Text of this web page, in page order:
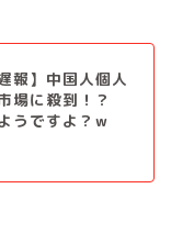
報】中国人個人
場に殺到！？
うですよ？w